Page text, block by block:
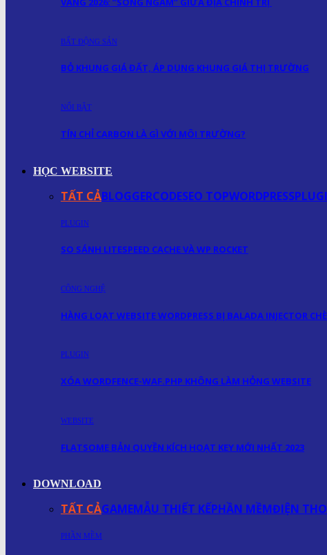
BẤT ĐỘNG SẢN
BỎ KHUNG GIÁ ĐẤT, ÁP DỤNG KHUNG GIÁ THỊ TRƯỜNG
NỔI BẬT
TÍN CHỈ CARBON LÀ GÌ VỚI MÔI TRƯỜNG?
HỌC WEBSITE
TẤT CẢBLOGGERCODESEO TOPWORDPRESS
PLUGIN
SO SÁNH LITESPEED CACHE VÀ WP ROCKET
CÔNG NGHỆ
HÀNG LOẠT WEBSITE WORDPRESS BỊ BALADA INJECTOR
PLUGIN
XÓA WORDFENCE-WAF.PHP KHÔNG LÀM HỎNG WEBSITE
WEBSITE
FLATSOME BẢN QUYỀN KÍCH HOẠT KEY MỚI NHẤT 2023
DOWNLOAD
TẤT CẢGAMEMẪU THIẾT KẾPHẦN MỀMĐIỆN
PHẦN MỀM